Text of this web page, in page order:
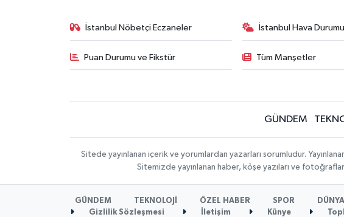
İstanbul Nöbetçi Eczaneler İstanbul Hava Durumu
Puan Durumu ve Fikstür Tüm Manşetler
GÜNDEM
Sitede yayınlanan içerik ve yorumlardan yazarları sorumludur.
Sitemizde yayınlanan haber, köşe yazıları ve
GÜNDEM TEKNOLOJİ ÖZEL HABER SPOR DÜNYA
Gizlilik Sözleşmesi
İletişim Künye